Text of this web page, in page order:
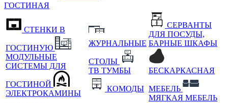
ГОСТИНАЯ
СТЕНКИ В
ГОСТИНУЮ
МОДУЛЬНЫЕ
СИСТЕМЫ ДЛЯ
ГОСТИНОЙ
ЭЛЕКТРОКАМИНЫ
ЖУРНАЛЬНЫЕ
СТОЛЫ
ТВ ТУМБЫ
КОМОДЫ
СЕРВАНТЫ
ДЛЯ ПОСУДЫ,
БАРНЫЕ ШКАФЫ
БЕСКАРКАСНАЯ
МЕБЕЛЬ
МЯГКАЯ МЕБЕЛЬ